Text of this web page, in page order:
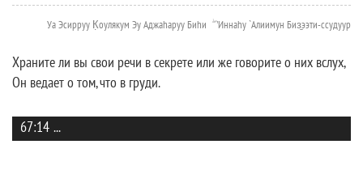
Уа Эсирруу К̣оулякум Эу Аджаhаруу Биhи ۖ 'Иннаhу `Алиимун Биз̱ээти-ссудуур
Храните ли вы свои речи в секрете или же говорите о них вслух,
Он ведает о том, что в груди.
67:14 ...